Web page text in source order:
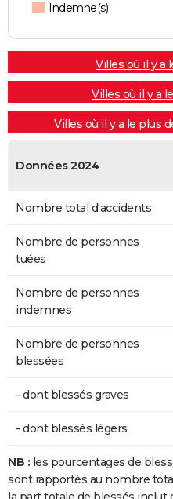
Indemne(s)
Villes où il y a
Villes où il y a
Villes où il y a le plus
Données 2024
Nombre total d'accidents
Nombre de personnes
tuées
Nombre de personnes
indemnes
Nombre de personnes
blessées
- dont blessés graves
- dont blessés légers
NB : les pourcentages de
sont rapportés au nombre